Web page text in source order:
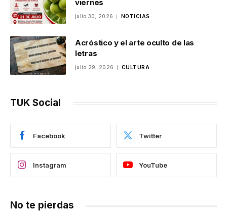
viernes
julio 30, 2026 NOTICIAS
Acróstico y el arte oculto de las
letras
julio 29, 2026 CULTURA
TUK Social
Facebook Twitter
Instagram YouTube
No te pierdas